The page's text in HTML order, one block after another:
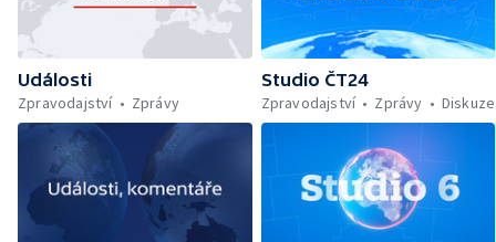
Události
Zpravodajství
Zprávy
Studio ČT24
Zpravodajství
Zprávy Diskuze